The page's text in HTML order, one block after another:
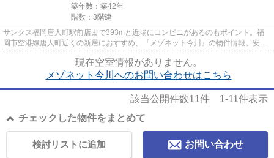
築年数：築42年
階数：3階建
サンクス福岡唐人町駅前店まで393mと近場にコンビニがあるのもポイント。福
岡市空港線唐人町近くの新居におすすめ、『メゾネット今川』の物件情報。安全
性をお求めなら、SRC構造がベス...
現在空室情報がありません。
メゾネット今川へのお問い合わせはこちら
該当公開件数11件 1-11件表示
チェックした物件をまとめて
お問い合わせ
検討リストに追加